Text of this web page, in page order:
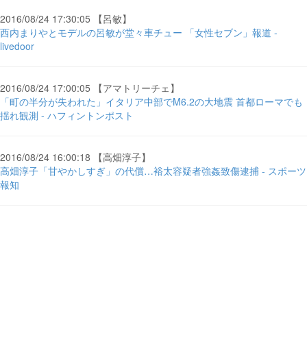
2016/08/24 17:30:05 【呂敏】
西内まりやとモデルの呂敏が堂々車チュー 「女性セブン」報道 -
livedoor
2016/08/24 17:00:05 【アマトリーチェ】
「町の半分が失われた」イタリア中部でM6.2の大地震 首都ローマでも
揺れ観測 - ハフィントンポスト
2016/08/24 16:00:18 【高畑淳子】
高畑淳子「甘やかしすぎ」の代償…裕太容疑者強姦致傷逮捕 - スポーツ
報知